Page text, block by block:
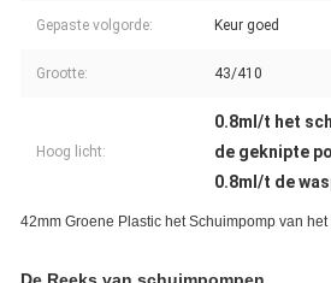
Gepaste volgorde: Keur goed
Grootte: 43/410
Hoog licht:
0.8ml/t het
de geknipte
0.8ml/t de
42mm Groene Plastic het Schuimpomp van
De Reeks van schuimpompen